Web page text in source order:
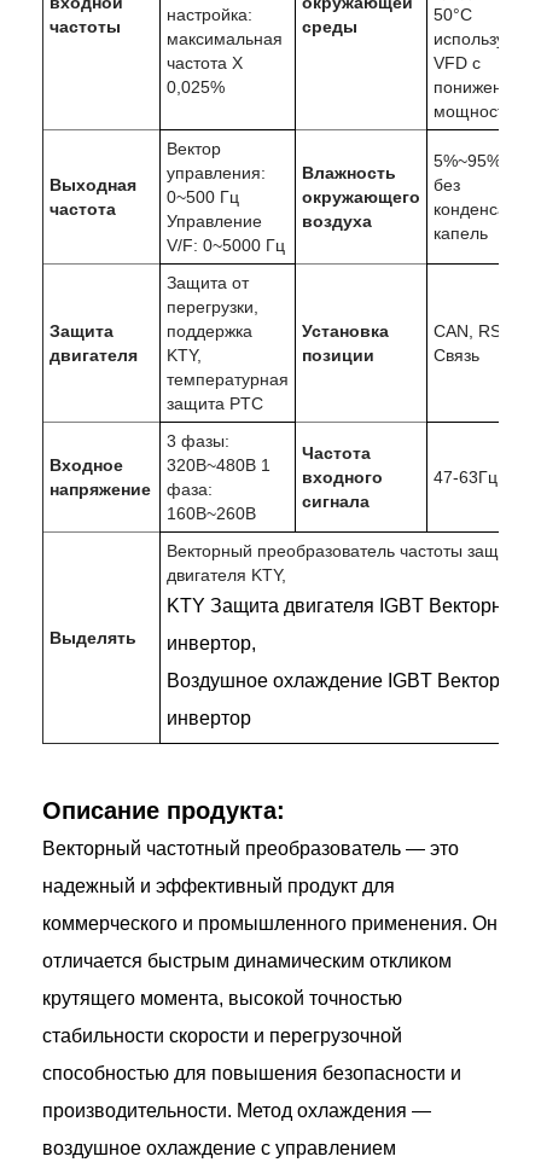
частоты
настройка:
максимальная
частота X
0,025%
среды
50°C
используйте
VFD с
пониженной
мощностью)
Выходная
частота
Вектор
управления:
0~500 Гц
Управление
V/F: 0~5000 Гц
Влажность
окружающего
воздуха
5%~95%RH,
без
конденсации
капель
Защита
двигателя
Защита от
перегрузки,
поддержка
KTY,
температурная
защита PTC
Установка
позиции
CAN, RS485
Связь
Входное
напряжение
3 фазы:
320В~480В 1
фаза:
160В~260В
Частота
входного
сигнала
47-63Гц
Выделять
Векторный преобразователь частоты защиты
двигателя KTY,
KTY Защита двигателя IGBT Векторный
инвертор,
Воздушное охлаждение IGBT Векторный
инвертор
Описание продукта:
Векторный частотный преобразователь — это
надежный и эффективный продукт для
коммерческого и промышленного применения. Он
отличается быстрым динамическим откликом
крутящего момента, высокой точностью
стабильности скорости и перегрузочной
способностью для повышения безопасности и
производительности. Метод охлаждения —
воздушное охлаждение с управлением